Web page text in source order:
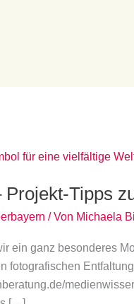
Tipps
/ Von Michaela
ein ganz besonderes
fotografischen